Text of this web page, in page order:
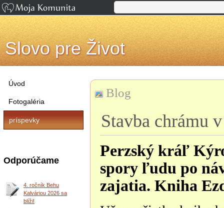
Slovo pre Život
Blog
Stavba chrámu
Perzský kráľ
spory ľudu po
zajatia. Kniha
Úvod
Fotogaléria
príspevky
Odporúčame
4. ročník Behu
Kalváriou 2026 sa
blíži!